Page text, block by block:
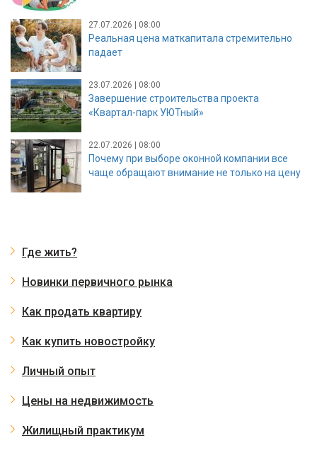
27.07.2026 | 08:00
Реальная цена маткапитала стремительно
падает
23.07.2026 | 08:00
Завершение строительства проекта
«Квартал-парк УЮТный»
22.07.2026 | 08:00
Почему при выборе оконной компании все
чаще обращают внимание не только на цену
Где жить?
Новинки первичного рынка
Как продать квартиру
Как купить новостройку
Личный опыт
Цены на недвижимость
Жилищный практикум